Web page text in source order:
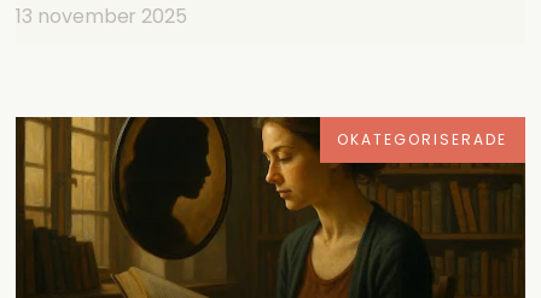
13 november 2025
OKATEGORISERADE